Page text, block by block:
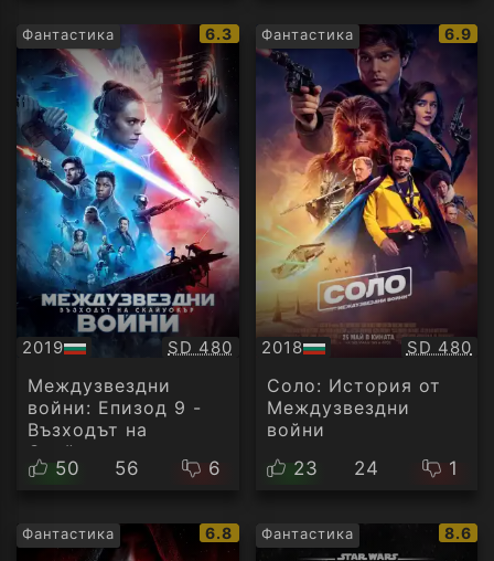
Фантастика
IMDb
рейтинг:
6.3
2019
БГ
аудио
Качество:
SD 480
Междузвездни
войни: Епизод 9 -
Възходът на
Скайуокър
50 56 6
Фантастика
IMDb
6.9
2018
БГ
аудио
SD 480
Соло: История от
Междузвездни
войни
23
24 1
Фантастика
IMDb
рейтинг:
6.8 Фантастика
IMDb
8.6